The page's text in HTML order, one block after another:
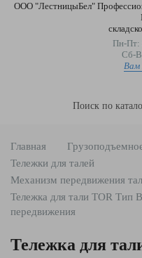
ООО "ЛестницыБел"
Пн-Пт:
Сб-
Вам
Главная
Тележки для талей
Механизм передвижения
Тележка для тали TOR
передвижения
Тележка для